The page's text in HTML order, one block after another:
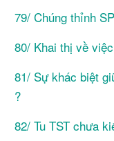
79/ Chúng thỉnh
80/ Khai thị về
81/ Sự khác biệt
?
82/ Tu TST chưa